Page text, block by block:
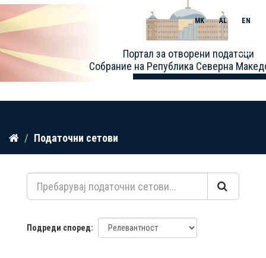
Прескокнете
содржина
Портал за отворени податоци
Собрание на Република Северна
MK AL EN
Toggle
Податочни сетови
Подреди според